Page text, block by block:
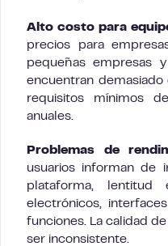
Alto costo para
precios para
pequeñas empresas
encuentran
requisitos mínimos
anuales.
Problemas de
usuarios informan de
plataforma,
electrónicos,
funciones. La calidad
ser inconsistente.